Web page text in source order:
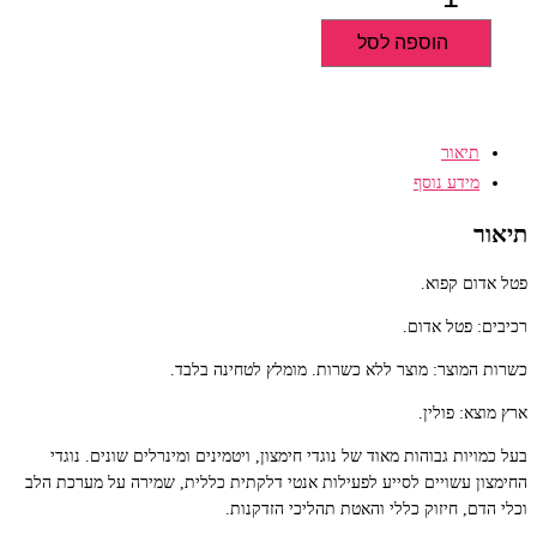
של
פטלהוספה לסל
תיאור
מידע נוסף
תיאור
פטל אדום קפוא.
רכיבים: פטל אדום.
כשרות המוצר: מוצר ללא כשרות. מומלץ לטחינה בלבד.
ארץ מוצא: פולין.
בעל כמויות גבוהות מאוד של נוגדי חימצון, ויטמינים ומינרלים שונים. נוגדי
החימצון עשויים לסייע לפעילות אנטי דלקתית כללית, שמירה על מערכת הלב
וכלי הדם, חיזוק כללי והאטת תהליכי הזדקנות.